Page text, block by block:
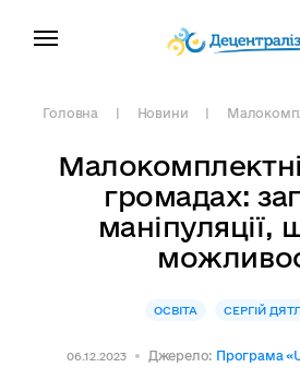
Головна Новини
громадах:
маніпуляції,
ОСВІТА СЕРГІЙ
06.12.2023 Джерело: Програма